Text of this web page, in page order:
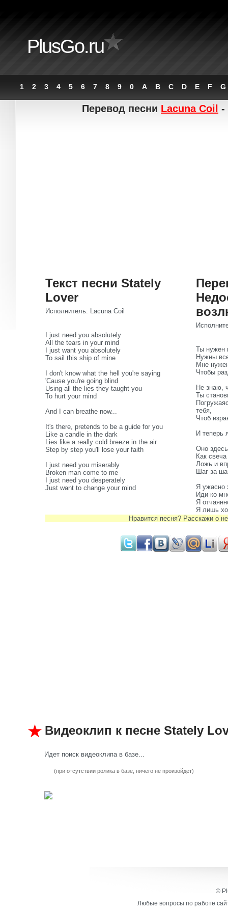
PlusGo.ru
1 2 3 4 5 6 7 8 9 0 A B C D E F G
Перевод песни Lacuna Coil -
Текст песни Stately
Lover
Исполнитель: Lacuna Coil
I just need you absolutely
All the tears in your mind
I just want you absolutely
To sail this ship of mine
I don't know what the hell you're saying
'Cause you're going blind
Using all the lies they taught you
To hurt your mind
And I can breathe now...
It's there, pretends to be a guide for you
Like a candle in the dark
Lies like a really cold breeze in the air
Step by step you'll lose your faith
I just need you miserably
Broken man come to me
I just need you desperately
Just want to change your mind
Ты нужен
Нужны
Мне
Чтобы
Не знаю,
Ты
тебя,
Чтоб
И теперь
Оно
Как
Ложь и
Шаг за
Я ужасно
Иди ко
Я
Я лишь
Нравится песня? Расскажи о
Видеоклип к песне Stately
Идет поиск видеоклипа в базе...
(при отсутствии ролика в базе, ничего не произойдет)
©
Любые вопросы по работе